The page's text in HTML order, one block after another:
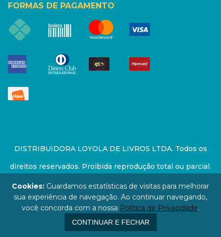
FORMAS DE PAGAMENTO
DISTRIBUIDORA LOYOLA DE LIVROS LTDA. Todos os
direitos reservados. Proibida reprodução total ou parcial.
Preços e estoque sujeito a alterações sem aviso prévio.
67.946.814/0001-94 - LOJA - Rua Senador Feijó - São
Paulo / SP - CEP: 01006-000
Cookies: Guardamos estatísticas de visitas para melhorar
sua experiência de navegação. Ao continuar navegando,
você concorda com a nossa Política de Privacidade.
CONTINUAR E FECHAR